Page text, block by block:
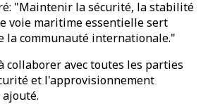
"Maintenir la sécurité, la stabilité
voie maritime essentielle sert
la communauté internationale."
collaborer avec toutes les parties
et l'approvisionnement